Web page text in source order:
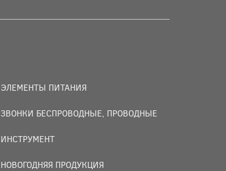
ЭЛЕМЕНТЫ ПИТАНИЯ
ЗВОНКИ БЕСПРОВОДНЫЕ, ПРОВОДНЫЕ
ИНСТРУМЕНТ
НОВОГОДНЯЯ ПРОДУКЦИЯ